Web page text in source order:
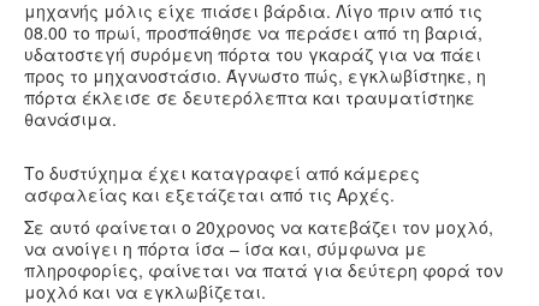
μηχανής μόλις είχε πιάσει βάρδια. Λίγο πριν από τις
08.00 το πρωί, προσπάθησε να περάσει από τη βαριά,
υδατοστεγή συρόμενη πόρτα του γκαράζ για να πάει
προς το μηχανοστάσιο. Άγνωστο πώς, εγκλωβίστηκε, η
πόρτα έκλεισε σε δευτερόλεπτα και τραυματίστηκε
θανάσιμα.
Το δυστύχημα έχει καταγραφεί από κάμερες
ασφαλείας και εξετάζεται από τις Αρχές.
Σε αυτό φαίνεται ο 20χρονος να κατεβάζει τον μοχλό,
να ανοίγει η πόρτα ίσα – ίσα και, σύμφωνα με
πληροφορίες, φαίνεται να πατά για δεύτερη φορά τον
μοχλό και να εγκλωβίζεται.